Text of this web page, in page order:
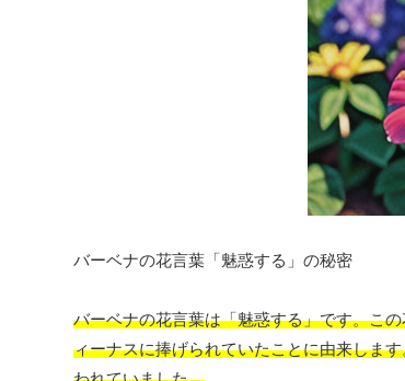
バーベナの花言葉「魅惑する」の秘密
バーベナの花言葉は「魅惑する」です。こ
ィーナスに捧げられていたことに由来しま